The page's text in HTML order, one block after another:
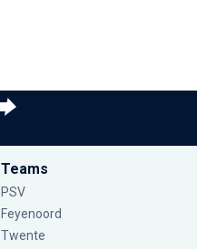
Teams
PSV
Feyenoord
Twente